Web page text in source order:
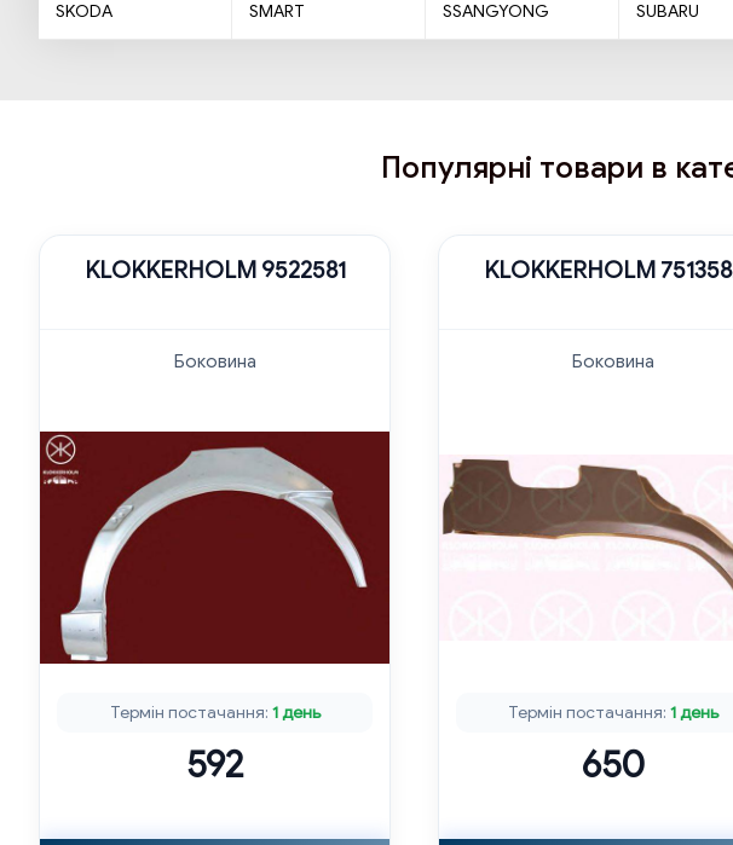
SKODA SMART SSANGYONG SUBARU
Популярні товари в
KLOKKERHOLM 9522581
Боковина
Термін постачання: 1 день
592
KLOKKERHOLM
Боковина
Термін постачання:1 день
650